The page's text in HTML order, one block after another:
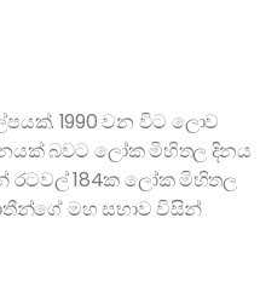
1990 වන විට ලොව
බවට ලෝක මිහිතල දිනය
රටවල් 184ක ලෝක මිහිතල
මහ සභාව විසින්